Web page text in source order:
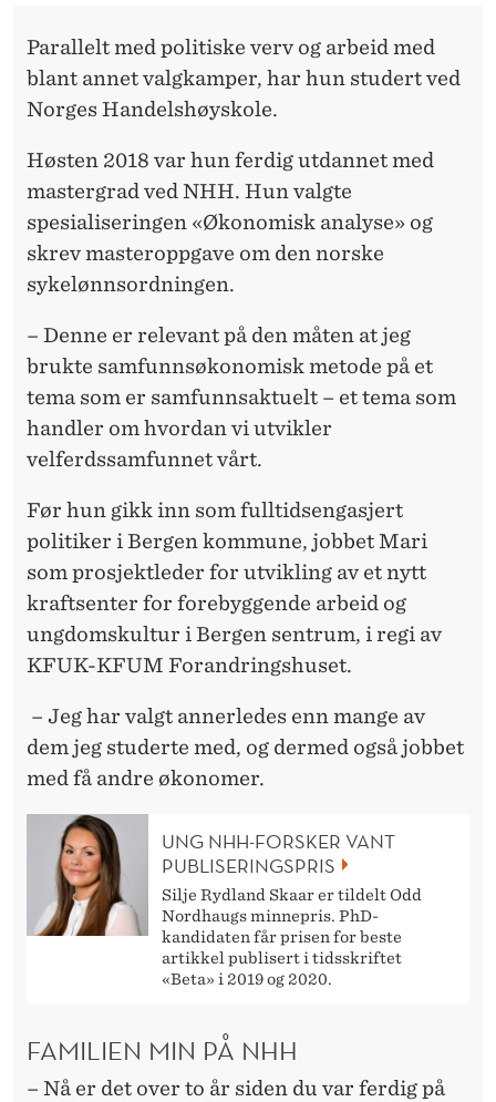
Parallelt med politiske verv og arbeid med
blant annet valgkamper, har hun studert ved
Norges Handelshøyskole.
Høsten 2018 var hun ferdig utdannet med
mastergrad ved NHH. Hun valgte
spesialiseringen «Økonomisk analyse» og
skrev masteroppgave om den norske
sykelønnsordningen.
– Denne er relevant på den måten at jeg
brukte samfunnsøkonomisk metode på et
tema som er samfunnsaktuelt – et tema som
handler om hvordan vi utvikler
velferdssamfunnet vårt.
Før hun gikk inn som fulltidsengasjert
politiker i Bergen kommune, jobbet Mari
som prosjektleder for utvikling av et nytt
kraftsenter for forebyggende arbeid og
ungdomskultur i Bergen sentrum, i regi av
KFUK-KFUM Forandringshuset.
– Jeg har valgt annerledes enn mange av
dem jeg studerte med, og dermed også jobbet
med få andre økonomer.
UNG NHH-FORSKER VANT
PUBLISERINGSPRIS
Silje Rydland Skaar er tildelt Odd
Nordhaugs minnepris. PhD-
kandidaten får prisen for beste
artikkel publisert i tidsskriftet
«Beta» i 2019 og 2020.
FAMILIEN MIN PÅ NHH
– Nå er det over to år siden du var ferdig på